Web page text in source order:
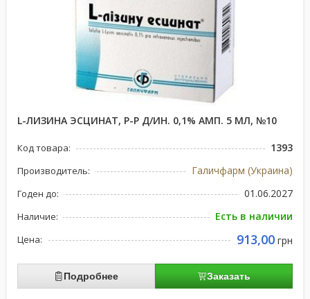
L-ЛИЗИНА ЭСЦИНАТ, Р-Р Д/ИН. 0,1% АМП. 5 МЛ, №10
Код товара: 1393
Производитель: Галичфарм (Украина)
Годен до: 01.06.2027
Наличие: Есть в наличии
Цена: 913,00 грн
Подробнее Заказать